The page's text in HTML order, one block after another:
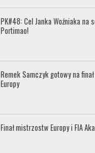
PK#48: Cel Janka Woźniaka na
Portimao!
Remek Samczyk gotowy na
Europy
Finał mistrzostw Europy i FIA